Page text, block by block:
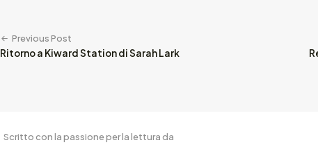
Previous Post
Ritorno a Kiward Station di Sarah Lark
Scritto con la passione per la lettura da